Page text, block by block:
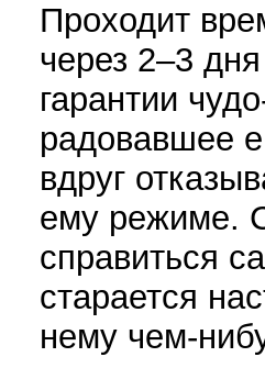
Проходит
через 2–3
гарантии
радовавшее
вдруг
ему режиме.
справиться
старается
нему чем-